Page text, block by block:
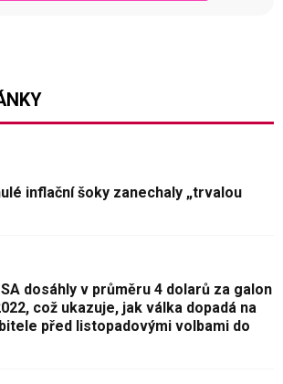
inflační šoky zanechaly „trvalou
dosáhly v průměru 4 dolarů za galon
což ukazuje, jak válka dopadá na
před listopadovými volbami do